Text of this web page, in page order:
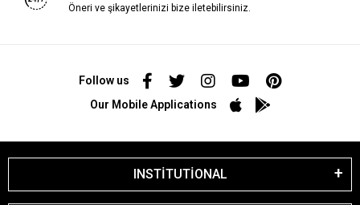
Öneri ve şikayetlerinizi bize iletebilirsiniz.
Follow us
Our Mobile Applications
INSTİTUTİONAL